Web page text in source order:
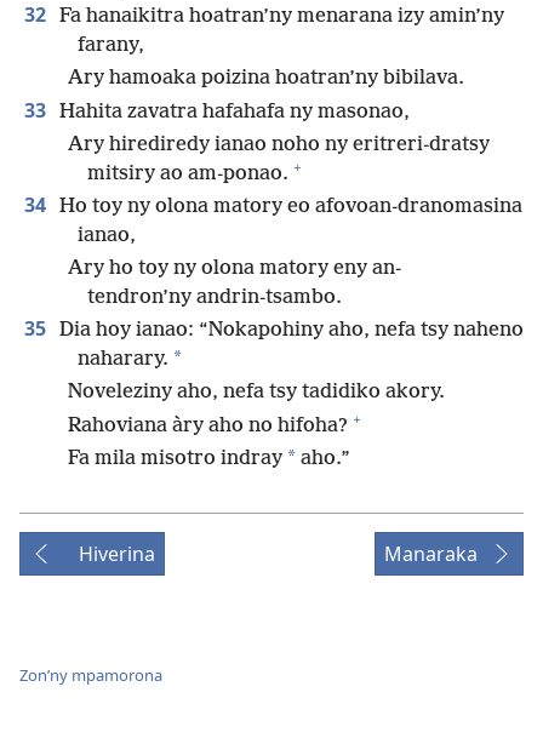
32 Fa hanaikitra hoatran’ny menarana izy amin’ny
farany,
Ary hamoaka poizina hoatran’ny bibilava.
33 Hahita zavatra hafahafa ny masonao,
Ary hirediredy ianao noho ny eritreri-dratsy
mitsiry ao am-ponao. +
34 Ho toy ny olona matory eo afovoan-dranomasina
ianao,
Ary ho toy ny olona matory eny an-
tendron’ny andrin-tsambo.
35 Dia hoy ianao: “Nokapohiny aho, nefa tsy naheno
naharary. *
Noveleziny aho, nefa tsy tadidiko akory.
Rahoviana àry aho no hifoha? +
Fa mila misotro indray * aho.”
Hiverina Manaraka
Zon’ny mpamorona